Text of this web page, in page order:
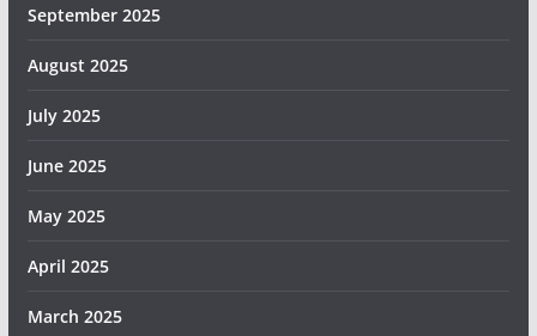
September 2025
August 2025
July 2025
June 2025
May 2025
April 2025
March 2025